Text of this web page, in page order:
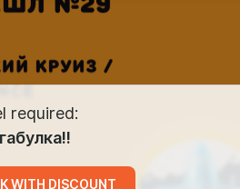
required:
WITH DISCOUNT